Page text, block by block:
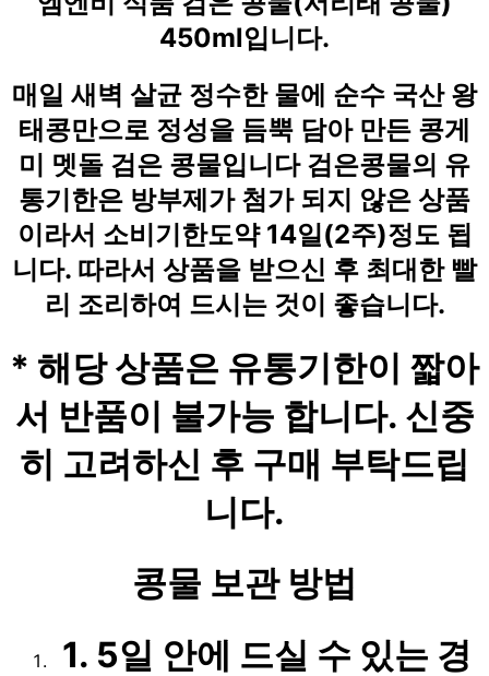
450ml입니다.
매일 새벽 살균 정수한 물에 순수 국산 왕
태콩만으로 정성을 듬뿍 담아 만든 콩게
미 멧돌 검은 콩물입니다 검은콩물의 유
통기한은 방부제가 첨가 되지 않은 상품
이라서 소비기한도약 14일(2주)정도 됩
니다. 따라서 상품을 받으신 후 최대한 빨
리 조리하여 드시는 것이 좋습니다.
* 해당 상품은 유통기한이 짧아
서 반품이 불가능 합니다. 신중
히 고려하신 후 구매 부탁드립
니다.
콩물 보관 방법
1. 5일 안에 드실 수 있는 경